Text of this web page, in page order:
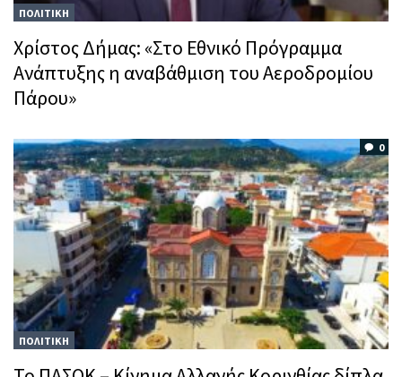
ΠΟΛΙΤΙΚΗ
Χρίστος Δήμας: «Στο Εθνικό Πρόγραμμα
Ανάπτυξης η αναβάθμιση του Αεροδρομίου
Πάρου»
0
ΠΟΛΙΤΙΚΗ